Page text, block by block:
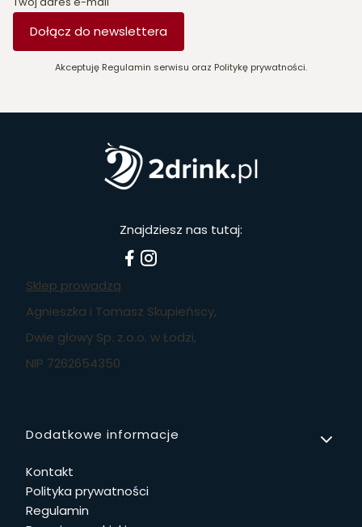
Dołącz do newslettera
Akceptuję Regulamin serwisu oraz Politykę prywatności.
Znajdziesz nas tutaj:
Sklep prowadzą
Agnieszka i Tomasz Skupieńscy,
Dwie głowy Sp. z.o.o. w Łodzi,
NIP 7262654350
Linki w stopce
Dodatkowe informacje
Kontakt
Polityka prywatności
Regulamin